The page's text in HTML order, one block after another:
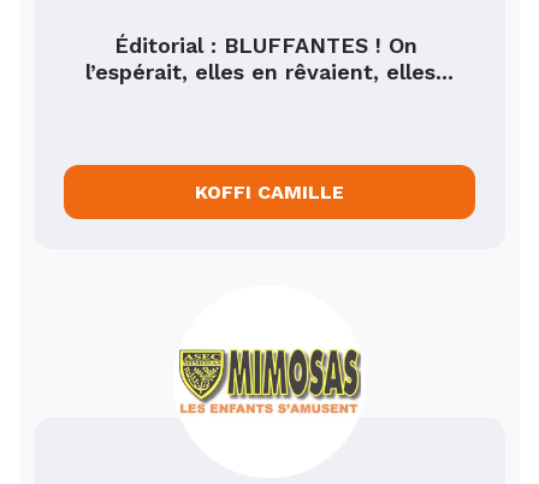
Éditorial : BLUFFANTES ! On
l’espérait, elles en rêvaient, elles...
KOFFI CAMILLE